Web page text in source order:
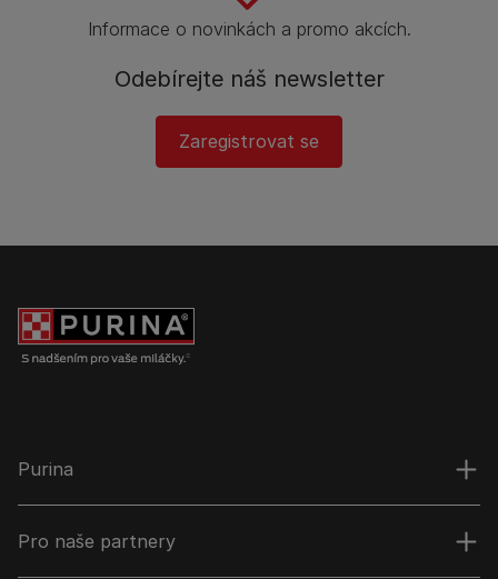
Informace o novinkách a promo akcích.
Odebírejte náš newsletter
Zaregistrovat se
Purina
Pro naše partnery